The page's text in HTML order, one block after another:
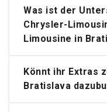
Was ist der
Chrysler-
Limousine in
Könnt ihr Extras
Bratislava